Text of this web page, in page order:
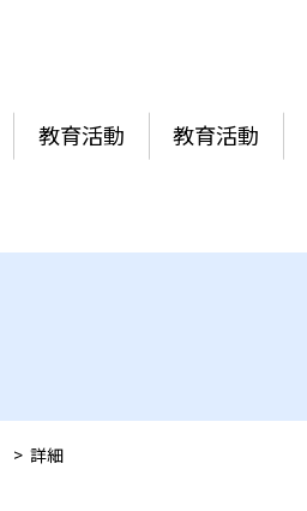
教育活動 教育活動
> 詳細